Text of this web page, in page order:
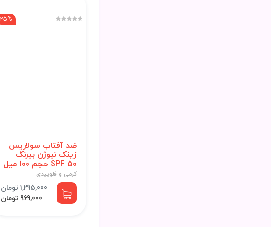
25%
ضد آفتاب سولاریس
زینک نیوژن بیرنگ
SPF 50 حجم 100 میل
کرمی و فلوییدی
1,295,000 تومان
969,000 تومان